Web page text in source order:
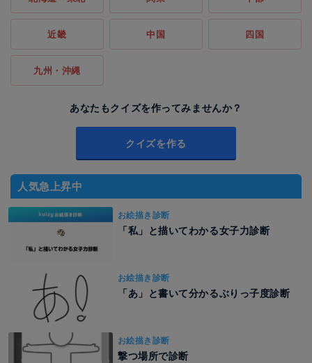
近畿 中国 四国
九州・沖縄
あなたもクイズを作ってみませんか？
クイズを作る
人気急上昇中
お絵描き診断
「私」と描いてわかる女子力診断
お絵描き診断
「あ」と書いて分かるぶりっ子度診断
お絵描き診断
撃つ場所で診断